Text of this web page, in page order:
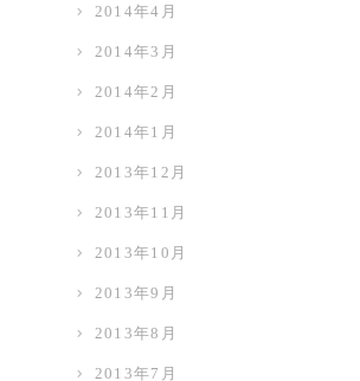
2014年4月
2014年3月
2014年2月
2014年1月
2013年12月
2013年11月
2013年10月
2013年9月
2013年8月
2013年7月